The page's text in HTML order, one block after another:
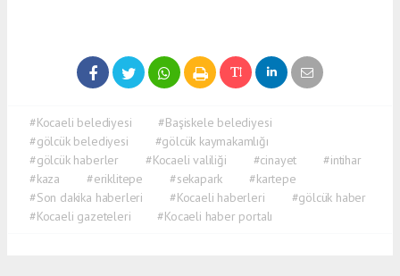
#Kocaeli belediyesi
#Başiskele belediyesi
#gölcük belediyesi
#gölcük kaymakamlığı
#gölcük haberler
#Kocaeli valiliği #cinayet
#intihar
#kaza
#eriklitepe #sekapark
#kartepe
#Son dakika haberleri
#Kocaeli haberleri
#gölcük haber
#Kocaeli gazeteleri
#Kocaeli haber portalı